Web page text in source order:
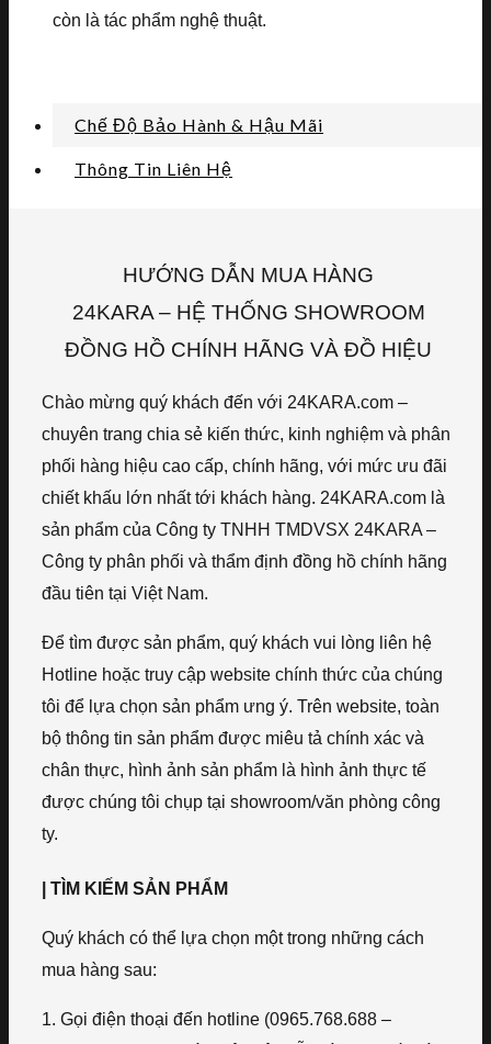
còn là tác phẩm nghệ thuật.
Chế Độ Bảo Hành & Hậu Mãi
Thông Tin Liên Hệ
HƯỚNG DẪN MUA HÀNG
24KARA – HỆ THỐNG SHOWROOM
ĐỒNG HỒ CHÍNH HÃNG VÀ ĐỒ HIỆU
Chào mừng quý khách đến với 24KARA.com –
chuyên trang chia sẻ kiến thức, kinh nghiệm và phân
phối hàng hiệu cao cấp, chính hãng, với mức ưu đãi
chiết khấu lớn nhất tới khách hàng. 24KARA.com là
sản phẩm của Công ty TNHH TMDVSX 24KARA –
Công ty phân phối và thẩm định đồng hồ chính hãng
đầu tiên tại Việt Nam.
Để tìm được sản phẩm, quý khách vui lòng liên hệ
Hotline hoặc truy cập website chính thức của chúng
tôi để lựa chọn sản phẩm ưng ý. Trên website, toàn
bộ thông tin sản phẩm được miêu tả chính xác và
chân thực, hình ảnh sản phẩm là hình ảnh thực tế
được chúng tôi chụp tại showroom/văn phòng công
ty.
| TÌM KIẾM SẢN PHẨM
Quý khách có thể lựa chọn một trong những cách
mua hàng sau:
1. Gọi điện thoại đến hotline (0965.768.688 –